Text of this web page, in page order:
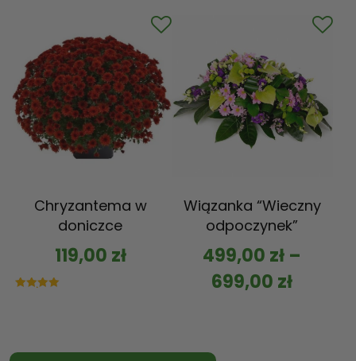
Chryzantema w
doniczce
119,00 zł
Wiązanka “Wieczny
odpoczynek”
499,00 zł –
699,00 zł